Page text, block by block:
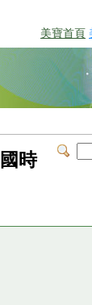
美寶首頁
時